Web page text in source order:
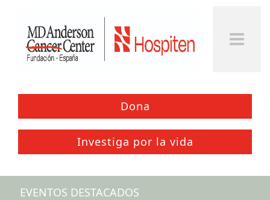
Dona
Investiga por la vida
EVENTOS DESTACADOS